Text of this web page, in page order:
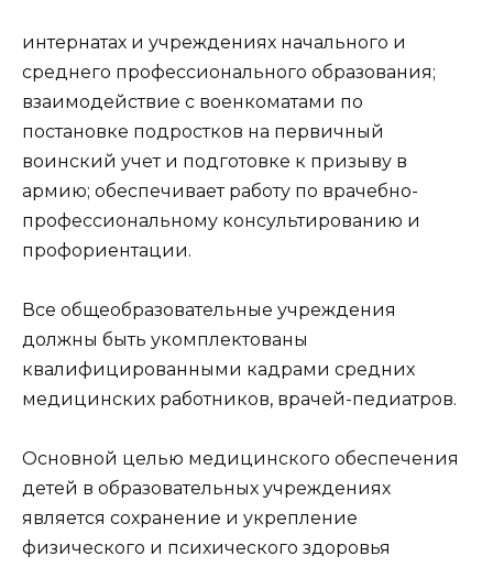
интернатах и учреждениях начального и
среднего профессионального образования;
взаимодействие с военкоматами по
постановке подростков на первичный
воинский учет и подготовке к призыву в
армию; обеспечивает работу по врачебно-
профессиональному консультированию и
профориентации.
Все общеобразовательные учреждения
должны быть укомплектованы
квалифицированными кадрами средних
медицинских работников, врачей-педиатров.
Основной целью медицинского обеспечения
детей в образовательных учреждениях
является сохранение и укрепление
физического и психического здоровья